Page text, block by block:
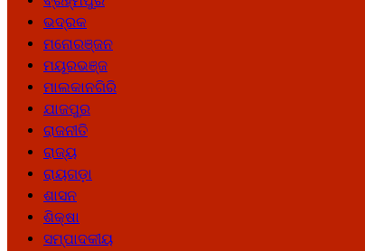
ଭଦ୍ରକ
ମନୋରଞ୍ଜନ
ମୟୂରଭଞ୍ଜ
ମାଲକାନଗିରି
ଯାଜପୁର
ରାଜନୀତି
ରାଜ୍ୟ
ରାୟଗଡ଼ା
ଶାସନ
ଶିକ୍ଷା
ସମ୍ପାଦକୀୟ